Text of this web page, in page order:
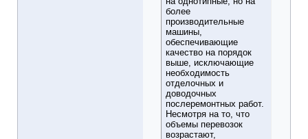
более
производительные
машины,
обеспечивающие
качество на порядок
выше, исключающие
необходимость
отделочных и
доводочных
послеремонтных работ.
Несмотря на то, что
объемы перевозок
возрастают,